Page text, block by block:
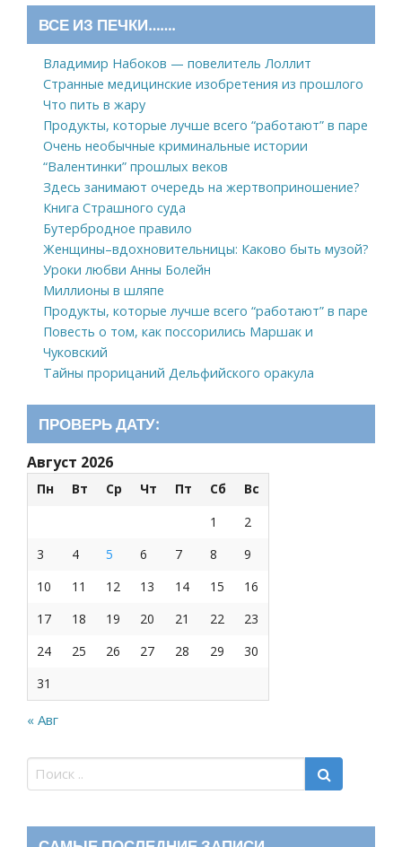
ВСЕ ИЗ ПЕЧКИ…….
Владимир Набоков — повелитель Лоллит
Странные медицинские изобретения из прошлого
Что пить в жару
Продукты, которые лучше всего “работают” в паре
Очень необычные криминальные истории
“Валентинки” прошлых веков
Здесь занимают очередь на жертвоприношение?
Книга Страшного суда
Бутербродное правило
Женщины–вдохновительницы: Каково быть музой?
Уроки любви Анны Болейн
Миллионы в шляпе
Продукты, которые лучше всего “работают” в паре
Повесть о том, как поссорились Маршак и
Чуковский
Тайны прорицаний Дельфийского оракула
ПРОВЕРЬ ДАТУ:
Август 2026
Пн Вт Ср Чт Пт Сб
Вс
1
2
3
4 5 6 7 8
9
10
11 12 13 14 15
16
17
18 19 20 21 22
23
24
25 26 27 28 29
30
31
« Авг